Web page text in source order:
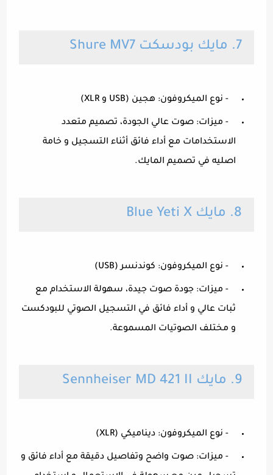
7. مايك بودسكت Shure MV7
- نوع الميكروفون: هجين (USB و XLR)
- ميزات: صوت عالي الجودة، تصميم متعدد
الاستخدامات مع أداء فائق أثناء التسجيل و خامة
اصليه في تصميم المايك.
8. مايك Blue Yeti X
- نوع الميكروفون: كوندنسر (USB)
- ميزات: جودة صوت جيدة، سهولة الاستخدام مع
ثبات عالي و أداء فائق في التسجيل الصوتي للبودكست
و مختلف الصوتيات المسموعة.
9. مايك Sennheiser MD 421 II
- نوع الميكروفون: ديناميكي (XLR)
- ميزات: صوت واضح وتفاصيل دقيقة مع أداء فائق و